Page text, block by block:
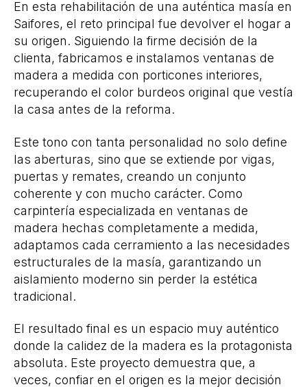
En esta rehabilitación de una auténtica masía en
Saifores, el reto principal fue devolver el hogar a
su origen. Siguiendo la firme decisión de la
clienta, fabricamos e instalamos ventanas de
madera a medida con porticones interiores,
recuperando el color burdeos original que vestía
la casa antes de la reforma.
Este tono con tanta personalidad no solo define
las aberturas, sino que se extiende por vigas,
puertas y remates, creando un conjunto
coherente y con mucho carácter. Como
carpintería especializada en ventanas de
madera hechas completamente a medida,
adaptamos cada cerramiento a las necesidades
estructurales de la masía, garantizando un
aislamiento moderno sin perder la estética
tradicional.
El resultado final es un espacio muy auténtico
donde la calidez de la madera es la protagonista
absoluta. Este proyecto demuestra que, a
veces, confiar en el origen es la mejor decisión